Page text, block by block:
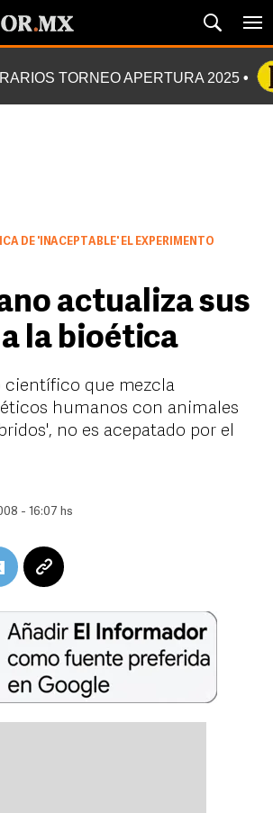
TORNEO APERTURA 2025
DE 'INACEPTABLE' EL EXPERIMENTO
actualiza sus
la bioética
científico que mezcla
humanos con animales
no es acepatado por el
- 16:07 hs